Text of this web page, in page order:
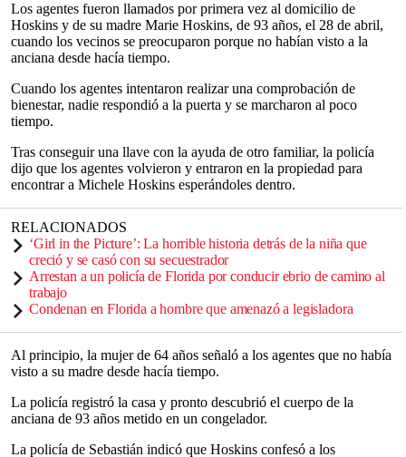
Los agentes fueron llamados por primera vez al domicilio de
Hoskins y de su madre Marie Hoskins, de 93 años, el 28 de abril,
cuando los vecinos se preocuparon porque no habían visto a la
anciana desde hacía tiempo.
Cuando los agentes intentaron realizar una comprobación de
bienestar, nadie respondió a la puerta y se marcharon al poco
tiempo.
Tras conseguir una llave con la ayuda de otro familiar, la policía
dijo que los agentes volvieron y entraron en la propiedad para
encontrar a Michele Hoskins esperándoles dentro.
RELACIONADOS
‘Girl in the Picture’: La horrible historia detrás de la niña que
creció y se casó con su secuestrador
Arrestan a un policía de Florida por conducir ebrio de camino al
trabajo
Condenan en Florida a hombre que amenazó a legisladora
Al principio, la mujer de 64 años señaló a los agentes que no había
visto a su madre desde hacía tiempo.
La policía registró la casa y pronto descubrió el cuerpo de la
anciana de 93 años metido en un congelador.
La policía de Sebastián indicó que Hoskins confesó a los